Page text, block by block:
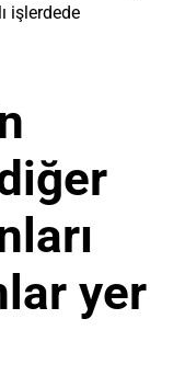
işlerdede
yer